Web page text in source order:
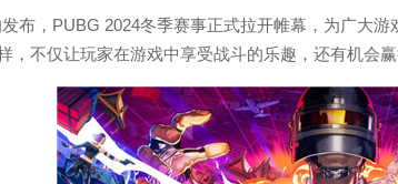
布，PUBG 2024冬季赛事正式拉开帷幕，为广大
，不仅让玩家在游戏中享受战斗的乐趣，还有机会